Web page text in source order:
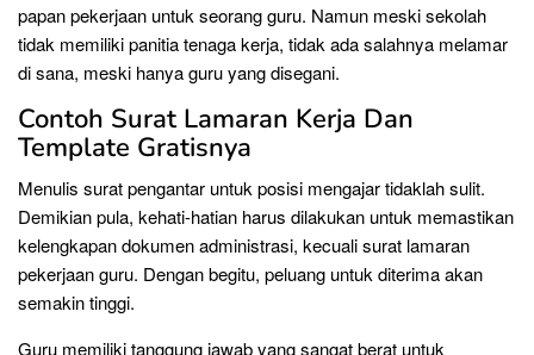
papan pekerjaan untuk seorang guru. Namun meski sekolah
tidak memiliki panitia tenaga kerja, tidak ada salahnya melamar
di sana, meski hanya guru yang disegani.
Contoh Surat Lamaran Kerja Dan
Template Gratisnya
Menulis surat pengantar untuk posisi mengajar tidaklah sulit.
Demikian pula, kehati-hatian harus dilakukan untuk memastikan
kelengkapan dokumen administrasi, kecuali surat lamaran
pekerjaan guru. Dengan begitu, peluang untuk diterima akan
semakin tinggi.
Guru memiliki tanggung jawab yang sangat berat untuk